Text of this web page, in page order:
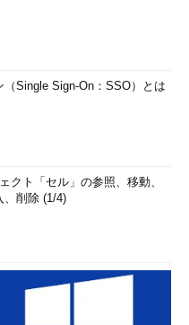
（Single Sign-On：SSO）とは
クト「セル」の参照、移動、
、削除 (1/4)